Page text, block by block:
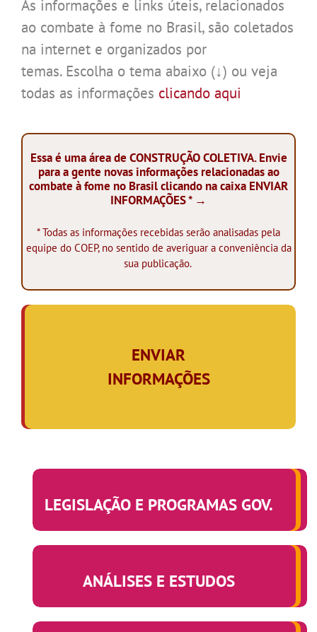
As informações e links úteis, relacionados
ao combate à fome no Brasil, são coletados
na internet e organizados por
temas. Escolha o tema abaixo (↓) ou veja
todas as informações clicando aqui
Essa é uma área de CONSTRUÇÃO COLETIVA. Envie
para a gente novas informações relacionadas ao
combate à fome no Brasil clicando na caixa ENVIAR
INFORMAÇÕES * →
* Todas as informações recebidas serão analisadas pela
equipe do COEP, no sentido de averiguar a conveniência da
sua publicação.
ENVIAR
INFORMAÇÕES
LEGISLAÇÃO E PROGRAMAS GOV.
ANÁLISES E ESTUDOS